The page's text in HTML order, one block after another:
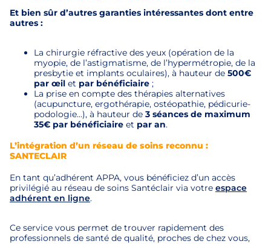
Et bien sûr d’autres garanties intéressantes dont entre
autres :
La chirurgie réfractive des yeux (opération de la
myopie, de l’astigmatisme, de l’hypermétropie, de la
presbytie et implants oculaires), à hauteur de 500€
par œil et par bénéficiaire ;
La prise en compte des thérapies alternatives
(acupuncture, ergothérapie, ostéopathie, pédicurie-
podologie…), à hauteur de 3 séances de maximum
35€ par bénéficiaire et par an.
L’intégration d’un réseau de soins reconnu :
SANTECLAIR
En tant qu’adhérent APPA, vous bénéficiez d’un accès
privilégié au réseau de soins Santéclair via votre espace
adhérent en ligne.
Ce service vous permet de trouver rapidement des
professionnels de santé de qualité, proches de chez vous,